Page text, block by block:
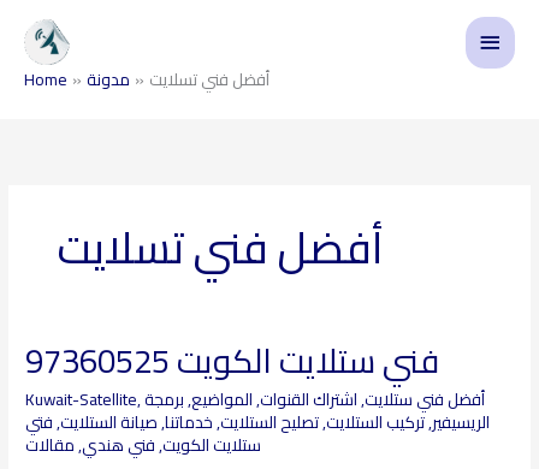
content
Main
Menu
Home مدونة أفضل فني تسلايت
أفضل فني تسلايت
فني ستلايت الكويت 97360525
Kuwait-Satellite, أفضل فني ستلايت,اشتراك القنوات,المواضيع,برمجة
الريسيفير,تركيب الستلايت,تصليح الستلايت,خدماتنا,صيانة الستلايت,فتي
ستلايت الكويت,فني هندي,مقالات
فني
ستلايت
الكويت
97360525